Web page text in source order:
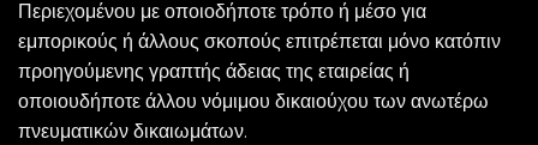
Περιεχομένου με οποιοδήποτε τρόπο ή μέσο για
εμπορικούς ή άλλους σκοπούς επιτρέπεται μόνο κατόπιν
προηγούμενης γραπτής άδειας της εταιρείας ή
οποιουδήποτε άλλου νόμιμου δικαιούχου των ανωτέρω
πνευματικών δικαιωμάτων.